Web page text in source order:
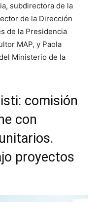
subdirectora de la
de la Dirección
de la Presidencia
MAP, y Paola
Ministerio de la
comisión
con
proyectos